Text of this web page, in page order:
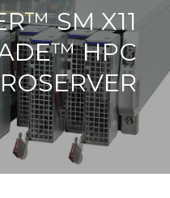
SM X11
HPC